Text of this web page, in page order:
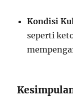
Kondisi
seperti